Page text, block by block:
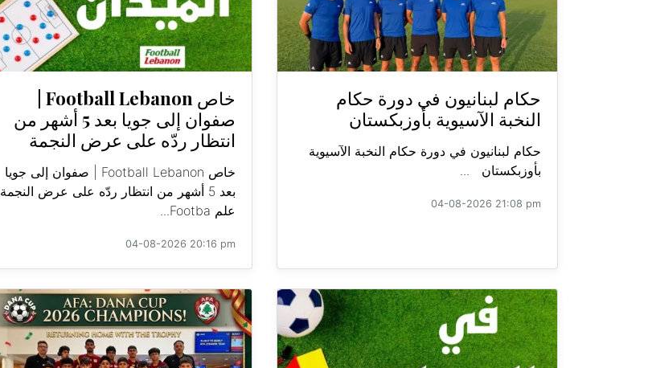
حكام لبنانيون في دورة حكام
النخبة الآسيوية بأوزبكستان
حكام لبنانيون في دورة حكام النخبة الآسيوية
بأوزبكستان ...
04-08-2026 21:08 pm
صفوان إلى جويا بعد 5 أشهر من
انتظار ردّه على عرض النجمة
خاص Football Lebanon | صفوان إلى جويا
بعد 5 أشهر من انتظار ردّه على عرض النجمة
علم Footba...
04-08-2026 20:16 pm